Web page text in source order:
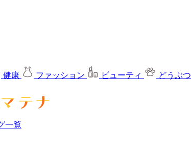
健康 ファッション ビューティ どうぶつ
一覧